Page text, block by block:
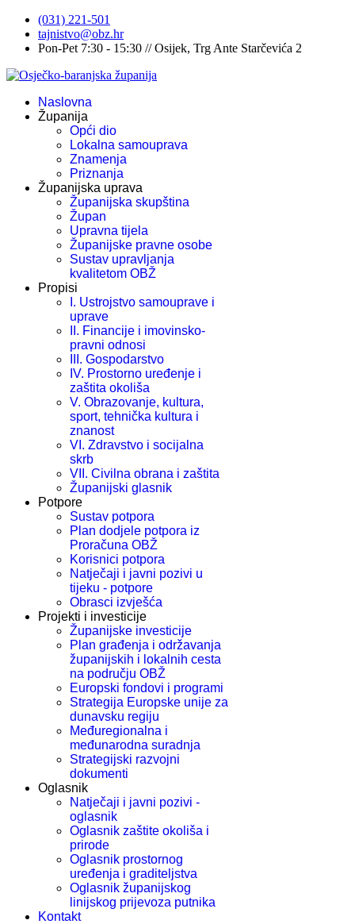
(031) 221-501
tajnistvo@obz.hr
Pon-Pet 7:30 - 15:30 // Osijek, Trg Ante Starčevića 2
Naslovna
Županija
Opći dio
Lokalna samouprava
Znamenja
Priznanja
Županijska uprava
Županijska skupština
Župan
Upravna tijela
Županijske pravne osobe
Sustav upravljanja
kvalitetom OBŽ
Propisi
I. Ustrojstvo samouprave i
uprave
II. Financije i imovinsko-
pravni odnosi
III. Gospodarstvo
IV. Prostorno uređenje i
zaštita okoliša
V. Obrazovanje, kultura,
sport, tehnička kultura i
znanost
VI. Zdravstvo i socijalna
skrb
VII. Civilna obrana i zaštita
Županijski glasnik
Potpore
Sustav potpora
Plan dodjele potpora iz
Proračuna OBŽ
Korisnici potpora
Natječaji i javni pozivi u
tijeku - potpore
Obrasci izvješća
Projekti i investicije
Županijske investicije
Plan građenja i održavanja
županijskih i lokalnih cesta
na području OBŽ
Europski fondovi i programi
Strategija Europske unije za
dunavsku regiju
Međuregionalna i
međunarodna suradnja
Strategijski razvojni
dokumenti
Oglasnik
Natječaji i javni pozivi -
oglasnik
Oglasnik zaštite okoliša i
prirode
Oglasnik prostornog
uređenja i graditeljstva
Oglasnik županijskog
linijskog prijevoza putnika
Kontakt